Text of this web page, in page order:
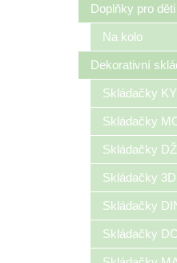
Doplňky pro děti
Na kolo
Dekorativní
Skládačky
Skládačky
Skládačky
Skládačky
Skládačky
Skládačky